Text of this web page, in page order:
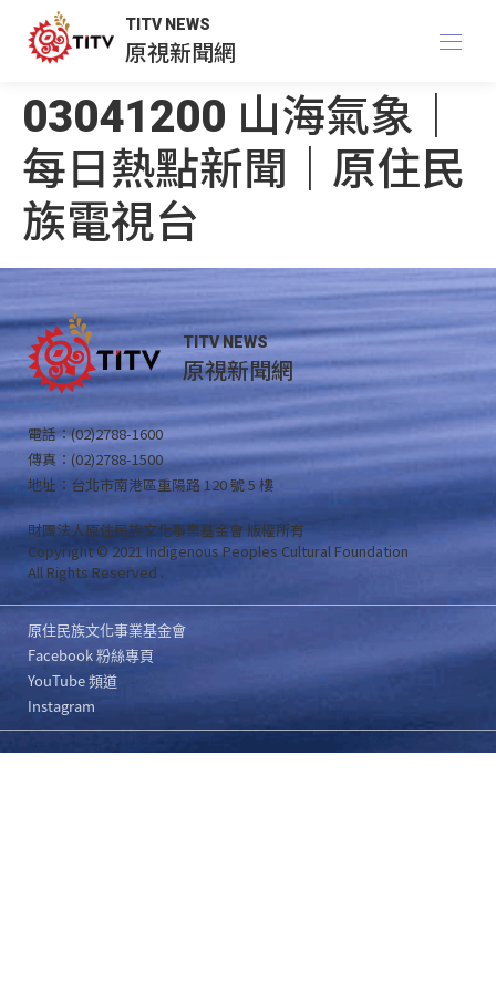
TITV NEWS
原視新聞網
03041200 山海氣象｜
每日熱點新聞｜原住民
族電視台
TITV NEWS
原視新聞網
電話：(02)2788-1600
傳真：(02)2788-1500
地址：台北市南港區重陽路 120 號 5 樓
財團法人原住民族文化事業基金會 版權所有
Copyright © 2021 Indigenous Peoples Cultural Foundation
All Rights Reserved .
原住民族文化事業基金會
Facebook 粉絲專頁
YouTube 頻道
Instagram